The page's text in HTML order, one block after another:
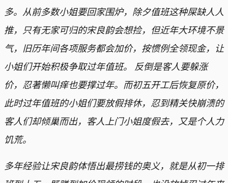
多。从前多数小姐要回家围炉，除夕值班这种屎缺人人
推，只有无家可归的宋良韵会想捡，但近年大环境不景
气，旧历年间各项服务都会加价，按惯例全领现金，让
小姐们开始积极争取过年值班。 反倒是客人要躲涨
价，忍著懒叫痒也要撑过年。而初五开工后恢复原价，
此时过年值班的小姐们要放假排休，忍到精关快崩溃的
客人们却倾巢而出，客人上门小姐度假去，又是个人力
饥荒。
多年经验让宋良韵体悟出最捞钱的奥义，就是从初一排